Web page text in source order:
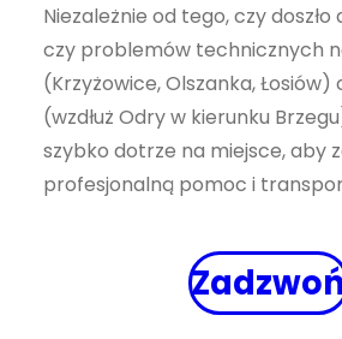
Niezależnie od tego, czy doszło
czy problemów technicznych
(Krzyżowice, Olszanka, Łosiów)
(wzdłuż Odry w kierunku
szybko dotrze na miejsce, aby
profesjonalną pomoc i